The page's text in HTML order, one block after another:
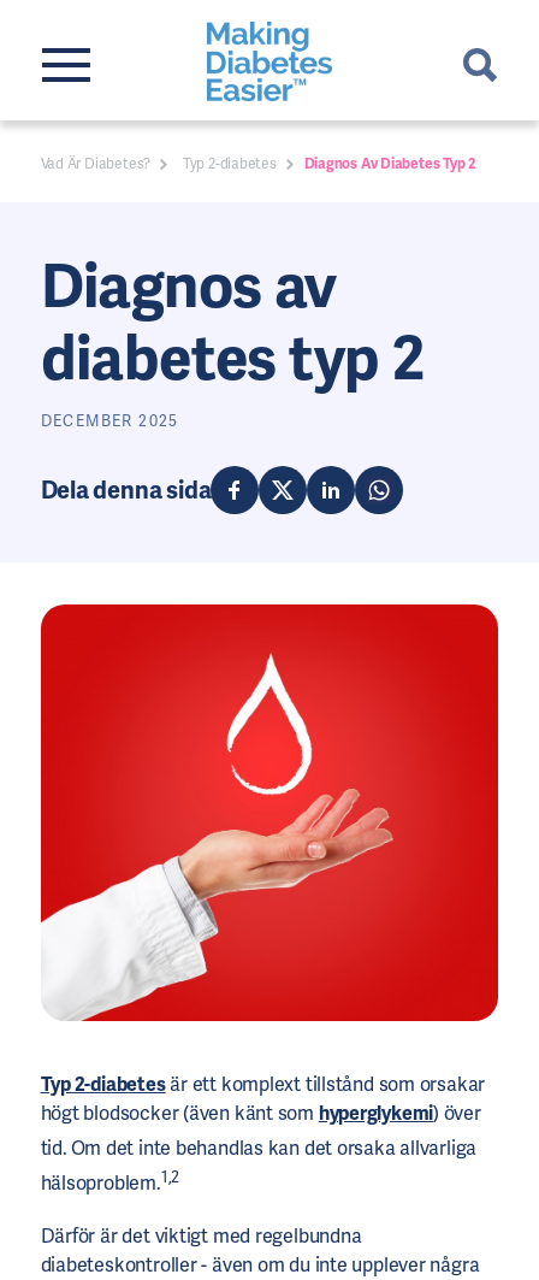
Vad Är Diabetes? Typ 2-diabetes Diagnos Av Diabetes Typ 2
Diagnos av
diabetes typ 2
DECEMBER 2025
Dela denna sida
Typ 2-diabetesär ett komplext tillstånd som orsakar
högt blodsocker (även känt som hyperglykemi) över
tid.Om det inte behandlas kan det orsaka allvarliga
hälsoproblem.1,2
Därför är det viktigt med regelbundna
diabeteskontroller - även om du inte upplever några